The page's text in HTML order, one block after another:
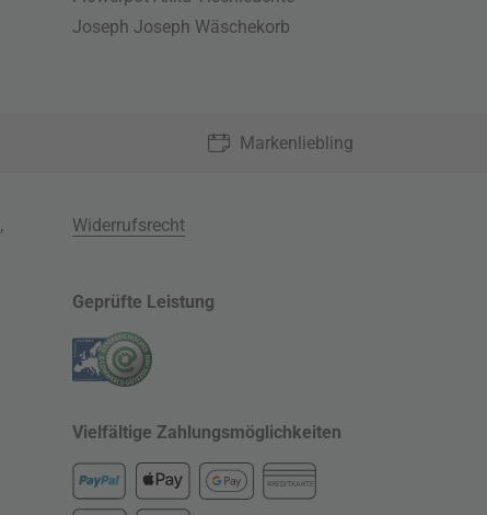
Joseph Joseph Wäschekorb
Markenliebling
,
Widerrufsrecht
Geprüfte Leistung
Vielfältige Zahlungsmöglichkeiten
KREDITKARTE